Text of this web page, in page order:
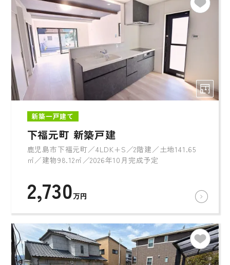
新築一戸建て
下福元町 新築戸建
鹿児島市下福元町／4LDK+S／2階建／土地141.65
㎡／建物98.12㎡／2026年10月完成予定
2,730万円